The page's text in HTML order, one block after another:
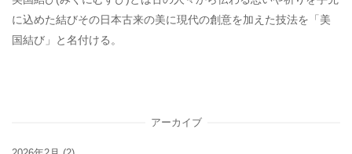
に込めた結びその日本古来の美に現代の創意を加えた技法を「美
国結び」と名付ける。
アーカイブ